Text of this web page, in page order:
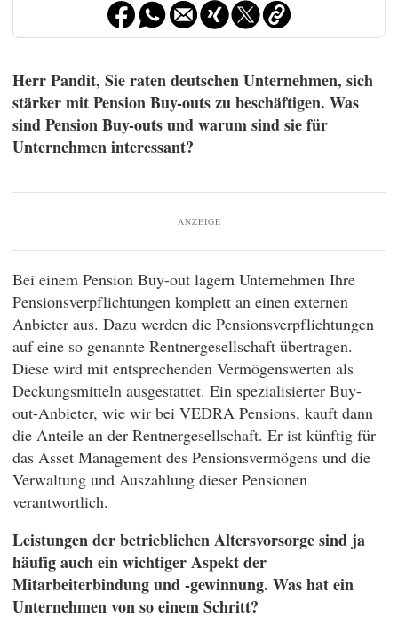
Herr Pandit, Sie raten deutschen Unternehmen, sich
stärker mit Pension Buy-outs zu beschäftigen. Was
sind Pension Buy-outs und warum sind sie für
Unternehmen interessant?
ANZEIGE
Bei einem Pension Buy-out lagern Unternehmen Ihre
Pensionsverpflichtungen komplett an einen externen
Anbieter aus. Dazu werden die Pensionsverpflichtungen
auf eine so genannte Rentnergesellschaft übertragen.
Diese wird mit entsprechenden Vermögenswerten als
Deckungsmitteln ausgestattet. Ein spezialisierter Buy-
out-Anbieter, wie wir bei VEDRA Pensions, kauft dann
die Anteile an der Rentnergesellschaft. Er ist künftig für
das Asset Management des Pensionsvermögens und die
Verwaltung und Auszahlung dieser Pensionen
verantwortlich.
Leistungen der betrieblichen Altersvorsorge sind ja
häufig auch ein wichtiger Aspekt der
Mitarbeiterbindung und -gewinnung. Was hat ein
Unternehmen von so einem Schritt?